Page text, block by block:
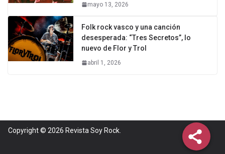
mayo 13, 2026
Folk rock vasco y una canción
desesperada: “Tres Secretos”, lo
nuevo de Flor y Trol
abril 1, 2026
Copyright © 2026 Revista Soy Rock